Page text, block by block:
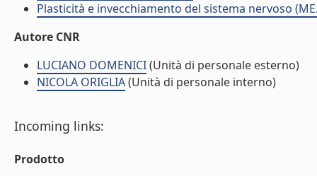
Plasticità e invecchiamento del sistema nervoso
Autore CNR
LUCIANO DOMENICI(Unità di personale esterno)
NICOLA ORIGLIA(Unità di personale interno)
Incoming links:
Prodotto